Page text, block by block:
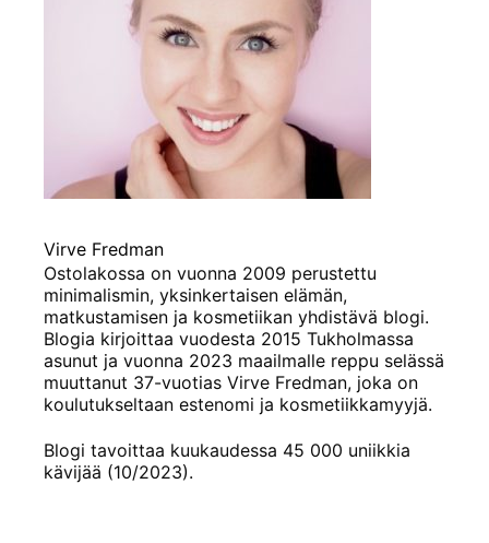
Virve Fredman
Ostolakossa on vuonna 2009 perustettu
minimalismin, yksinkertaisen elämän,
matkustamisen ja kosmetiikan yhdistävä blogi.
Blogia kirjoittaa vuodesta 2015 Tukholmassa
asunut ja vuonna 2023 maailmalle reppu selässä
muuttanut 37-vuotias Virve Fredman, joka on
koulutukseltaan estenomi ja kosmetiikkamyyjä.
Blogi tavoittaa kuukaudessa 45 000 uniikkia
kävijää (10/2023).